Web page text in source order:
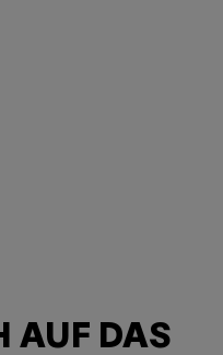
AUF DAS